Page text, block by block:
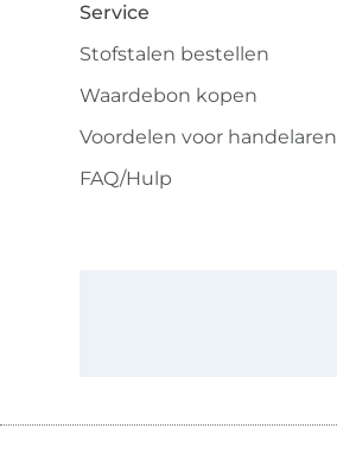
Service
Stofstalen bestellen
Waardebon kopen
Voordelen voor handelaren
FAQ/Hulp